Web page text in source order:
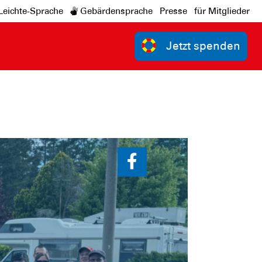
Sprache Gebärdensprache Presse für Mitglieder
Jetzt spenden